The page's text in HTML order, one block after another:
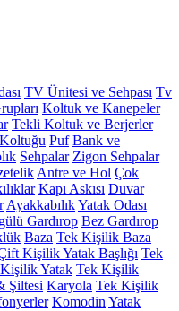
TV Ünitesi ve Sehpası Tv
Koltuk ve Kanepeler
Tekli Koltuk ve Berjerler
Puf Bank ve
Sehpalar Zigon Sehpalar
Antre ve Hol Çok
Kapı Askısı Duvar
AyakkabılıkYatak Odası
Gardırop Bez Gardırop
Baza Tek Kişilik Baza
Kişilik Yatak Başlığı Tek
Yatak Tek Kişilik
Şiltesi Karyola Tek Kişilik
Komodin Yatak